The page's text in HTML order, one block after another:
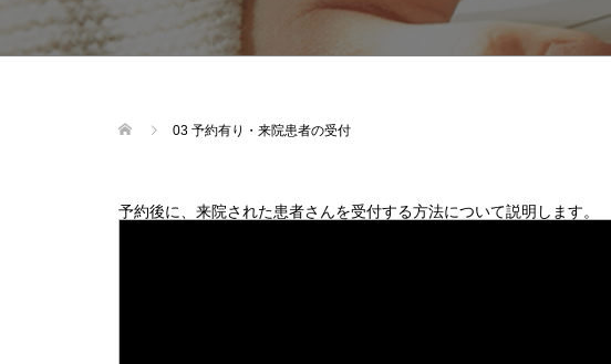
03 予約有り・来院患者の受付
予約後に、来院された患者さんを受付する方法について説明します。